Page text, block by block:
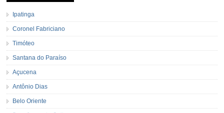
Ipatinga
Coronel Fabriciano
Timóteo
Santana do Paraíso
Açucena
Antônio Dias
Belo Oriente